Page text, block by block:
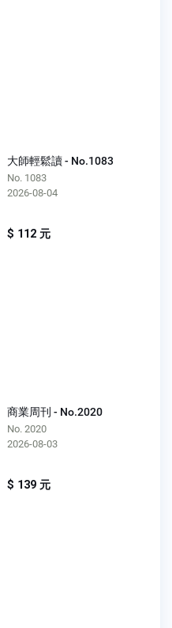
大師輕鬆讀 - No.1083
No. 1083
2026-08-04
$ 112 元
商業周刊 - No.2020
No. 2020
2026-08-03
$ 139 元